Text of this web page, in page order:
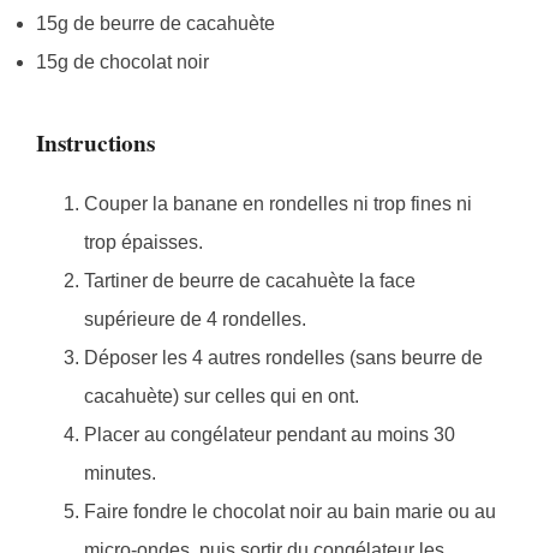
15g de beurre de cacahuète
15g de chocolat noir
Instructions
Couper la banane en rondelles ni trop fines ni
trop épaisses.
Tartiner de beurre de cacahuète la face
supérieure de 4 rondelles.
Déposer les 4 autres rondelles (sans beurre de
cacahuète) sur celles qui en ont.
Placer au congélateur pendant au moins 30
minutes.
Faire fondre le chocolat noir au bain marie ou au